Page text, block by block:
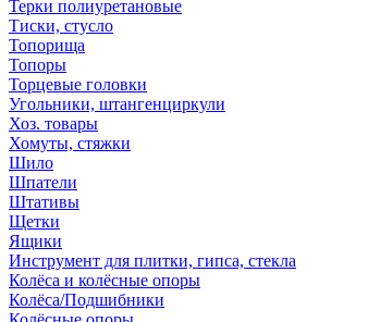
Терки полиуретановые
Тиски, стусло
Топорища
Топоры
Торцевые головки
Угольники, штангенциркули
Хоз. товары
Хомуты, стяжки
Шило
Шпатели
Штативы
Щетки
Ящики
Инструмент для плитки, гипса, стекла
Колёса и колёсные опоры
Колёса/Подшибники